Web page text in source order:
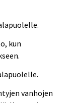
kun
vanhojen